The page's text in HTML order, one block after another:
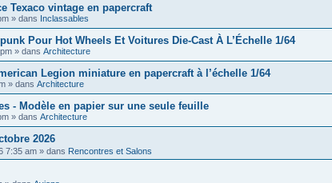
Texaco vintage en papercraft
» dans Inclassables
Pour Hot Wheels Et Voitures Die-Cast À L’Échelle 1/64
» dans Architecture
Legion miniature en papercraft à l’échelle 1/64
» dans Architecture
- Modèle en papier sur une seule feuille
» dans Architecture
2026
7:35 am » dans Rencontres et Salons